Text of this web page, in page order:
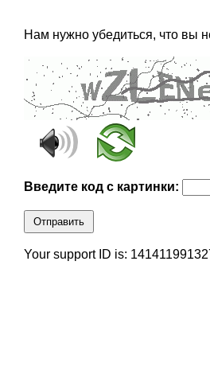
Нам нужно убедиться, что вы
Введите код с картинки:
Отправить
Your support ID is: